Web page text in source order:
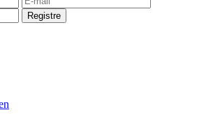
Registre